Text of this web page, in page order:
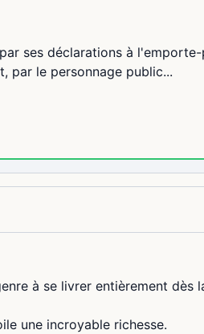
ses déclarations à
par le personnage public...
à se livrer entièrement dès
une incroyable richesse.